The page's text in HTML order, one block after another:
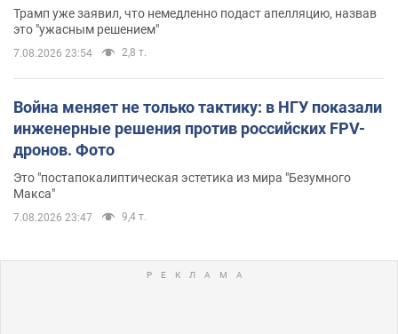
Трамп уже заявил, что немедленно подаст апелляцию, назвав
это "ужасным решением"
7.08.2026 23:54 2,8 т.
Война меняет не только тактику: в НГУ показали
инженерные решения против российских FPV-
дронов. Фото
Это "постапокалиптическая эстетика из мира "Безумного
Макса"
7.08.2026 23:47 9,4 т.